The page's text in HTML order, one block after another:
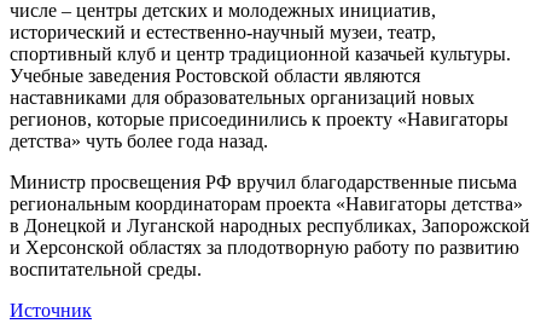
числе – центры детских и молодежных инициатив,
исторический и естественно-научный музеи, театр,
спортивный клуб и центр традиционной казачьей культуры.
Учебные заведения Ростовской области являются
наставниками для образовательных организаций новых
регионов, которые присоединились к проекту «Навигаторы
детства» чуть более года назад.
Министр просвещения РФ вручил благодарственные письма
региональным координаторам проекта «Навигаторы детства»
в Донецкой и Луганской народных республиках, Запорожской
и Херсонской областях за плодотворную работу по развитию
воспитательной среды.
Источник